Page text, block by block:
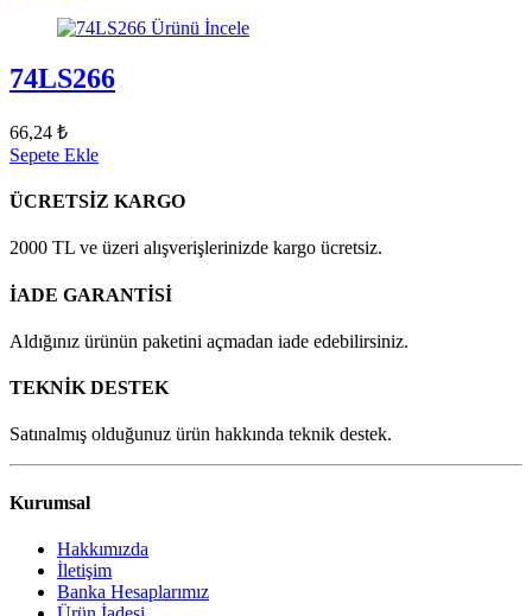
Ürünü İncele
74LS266
66,24 ₺
Sepete Ekle
ÜCRETSİZ KARGO
2000 TL ve üzeri alışverişlerinizde kargo ücretsiz.
İADE GARANTİSİ
Aldığınız ürünün paketini açmadan iade edebilirsiniz.
TEKNİK DESTEK
Satınalmış olduğunuz ürün hakkında teknik destek.
Kurumsal
Hakkımızda
İletişim
Banka Hesaplarımız